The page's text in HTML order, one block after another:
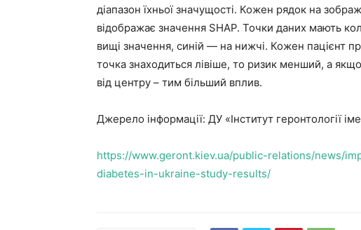
діапазон їхньої значущості. Кожен рядок на
відображає значення SHAP. Точки даних мають
вищі значення, синій — на нижчі. Кожен пацієнт
точка знаходиться лівіше, то ризик менший, а
від центру – тим більший вплив.
Джерело інформації: ДУ «Інститут геронтології
https://www.geront.kiev.ua/public-relations/news/
diabetes-in-ukraine-study-results/